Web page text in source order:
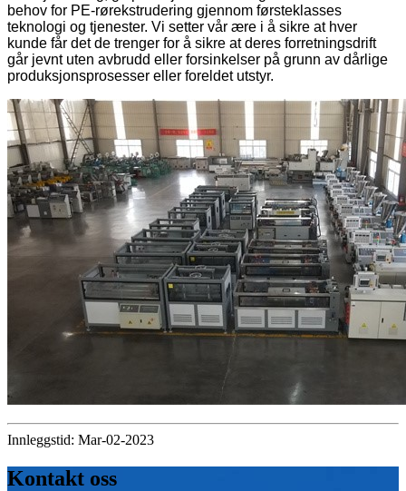
behov for PE-rørekstrudering gjennom førsteklasses
teknologi og tjenester. Vi setter vår ære i å sikre at hver
kunde får det de trenger for å sikre at deres forretningsdrift
går jevnt uten avbrudd eller forsinkelser på grunn av dårlige
produksjonsprosesser eller foreldet utstyr.
Innleggstid: Mar-02-2023
Kontakt oss